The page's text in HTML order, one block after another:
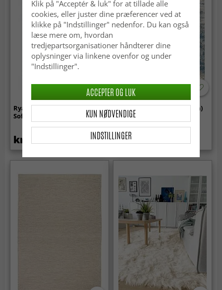
Ryatæpper - Aranga Super
Soft Fur (antracit)
kr.259
Wilton-tæppe - Kebira (blå)
kr.329
Klik på "Acceptér & luk" for at tillade alle
cookies, eller juster dine præferencer ved at
klikke på "Indstillinger" nedenfor. Du kan også
læse mere om, hvordan
tredjepartsorganisationer håndterer dine
oplysninger via linkene ovenfor og under
"Indstillinger".
INDSTILLINGER
KUN NØDVENDIGE
ACCEPTER OG LUK